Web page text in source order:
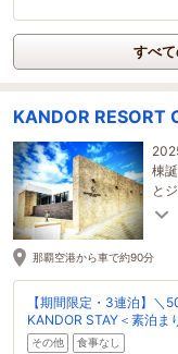
すべて
KANDOR RESORT
棟
と
ン
那覇空港から車で約90分
【期間限定・3連泊】＼
KANDOR STAY＜素泊ま
その他 食事なし